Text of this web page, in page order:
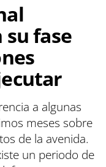
fase
a algunas
meses sobre
de la avenida.
un periodo de